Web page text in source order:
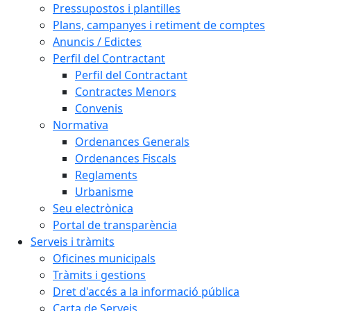
Pressupostos i plantilles
Plans, campanyes i retiment de comptes
Anuncis / Edictes
Perfil del Contractant
Perfil del Contractant
Contractes Menors
Convenis
Normativa
Ordenances Generals
Ordenances Fiscals
Reglaments
Urbanisme
Seu electrònica
Portal de transparència
Serveis i tràmits
Oficines municipals
Tràmits i gestions
Dret d'accés a la informació pública